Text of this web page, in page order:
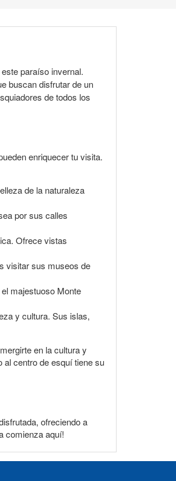
paraíso invernal.
buscan disfrutar de un
de todos los
enriquecer tu visita.
de la naturaleza
por sus calles
Ofrece vistas
visitar sus museos de
majestuoso Monte
y cultura. Sus islas,
en la cultura y
al centro de esquí tiene su
ofreciendo a
comienza aquí!